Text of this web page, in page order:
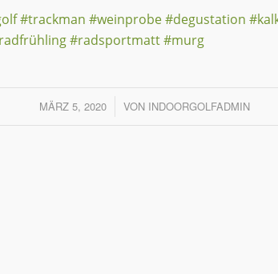
#trackman #weinprobe#degustation
#radsportmatt#murg
MÄRZ 5, 2020
/ VON INDOORGOLFADMIN